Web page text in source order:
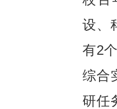
设、
有2
综合
研任